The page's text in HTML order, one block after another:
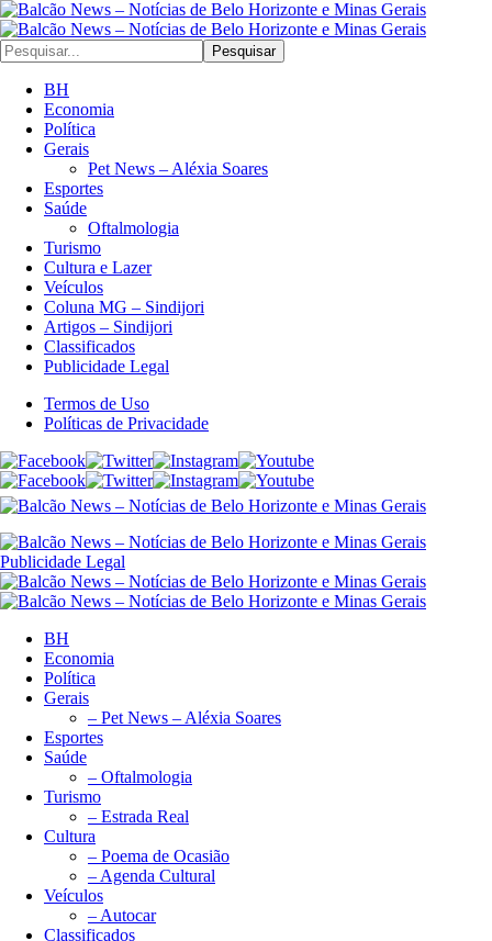
Pesquisar
BH
Economia
Política
Gerais
Pet News – Aléxia Soares
Esportes
Saúde
Oftalmologia
Turismo
Cultura e Lazer
Veículos
Coluna MG – Sindijori
Artigos – Sindijori
Classificados
Publicidade Legal
Termos de Uso
Políticas de Privacidade
Publicidade Legal
BH
Economia
Política
Gerais
– Pet News – Aléxia Soares
Esportes
Saúde
– Oftalmologia
Turismo
– Estrada Real
Cultura
– Poema de Ocasião
– Agenda Cultural
Veículos
– Autocar
Classificados